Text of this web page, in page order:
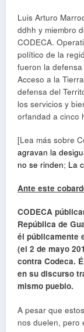
Luis Arturo
ddhh y miembro
CODECA.
político de la
fueron la
Acceso a la
defensa del
los servicios y
orfandad a cinco
[Lea más sobre
agravan la
no se rinden; La
Ante este
CODECA
República de
él públicamente
(el 2 de mayo
contra Codeca.
en su discurso
mismo pueblo.
A pesar que
nos duelen, pero